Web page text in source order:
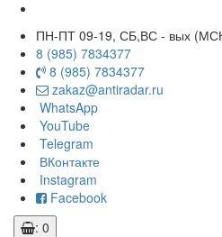
ПН-ПТ 09-19, СБ,ВС - вых
8 (985) 7834377
8 (985) 7834377
zakaz@antiradar.ru
WhatsApp
YouTube
Telegram
ВКонтакте
Instagram
Facebook
: 0